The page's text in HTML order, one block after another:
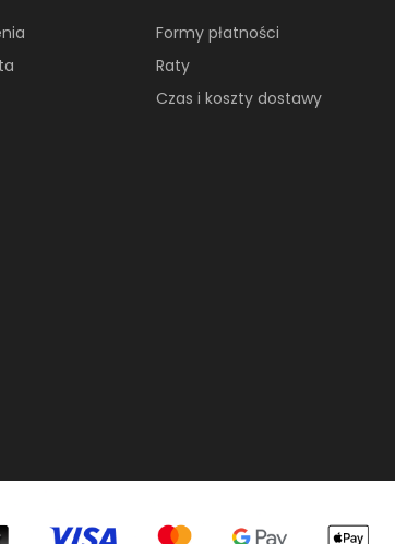
Formy płatności
Raty
Czas i koszty dostawy